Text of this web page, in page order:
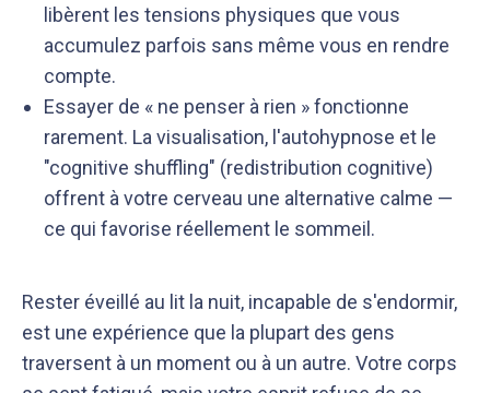
libèrent les tensions physiques que vous
accumulez parfois sans même vous en rendre
compte.
Essayer de « ne penser à rien » fonctionne
rarement. La visualisation, l'autohypnose et le
"cognitive shuffling" (redistribution cognitive)
offrent à votre cerveau une alternative calme —
ce qui favorise réellement le sommeil.
Rester éveillé au lit la nuit, incapable de s'endormir,
est une expérience que la plupart des gens
traversent à un moment ou à un autre. Votre corps